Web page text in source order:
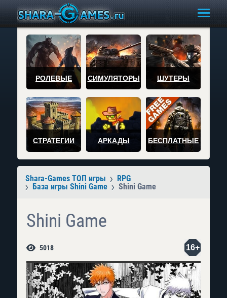
РОЛЕВЫЕ СИМУЛЯТОРЫ ШУТЕРЫ
СТРАТЕГИИ АРКАДЫ БЕСПЛАТНЫЕ
Shara-Games ТОП игры
RPG
База игры Shini Game
Shini Game
Shini Game
5018 16+